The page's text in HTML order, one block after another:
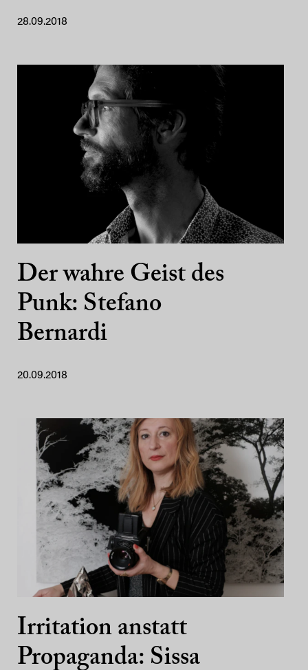
28.09.2018
Der wahre Geist des
Punk: Stefano
Bernardi
20.09.2018
Irritation anstatt
Propaganda: Sissa